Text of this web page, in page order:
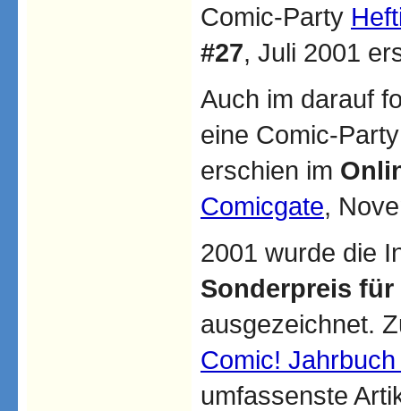
Comic-Party
#27, Juli 2001
Auch im darauf
eine Comic-
erschien im
Comicgate,
2001 wurde die
Sonderpreis
ausgezeichnet.
Comic!
umfassenste